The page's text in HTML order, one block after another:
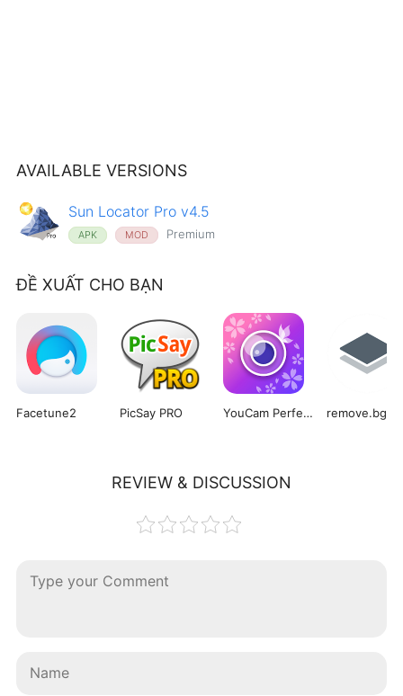
AVAILABLE VERSIONS
Sun Locator Pro v4.5
APK MOD Premium
ĐỀ XUẤT CHO BẠN
Facetune2 PicSay PRO YouCam Perfect remove.bg
REVIEW & DISCUSSION